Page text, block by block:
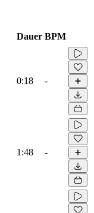
Dauer BPM
0:18 -
1:48 -